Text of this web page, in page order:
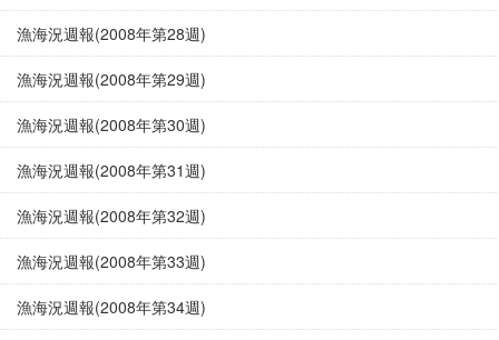
漁海況週報(2008年第28週)
漁海況週報(2008年第29週)
漁海況週報(2008年第30週)
漁海況週報(2008年第31週)
漁海況週報(2008年第32週)
漁海況週報(2008年第33週)
漁海況週報(2008年第34週)